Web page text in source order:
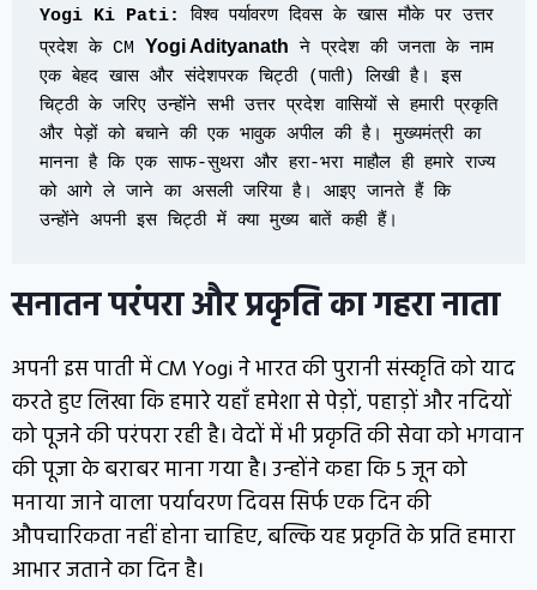
Yogi Ki Pati:
विश्व पर्यावरण दिवस के खास मौके पर उत्तर
प्रदेश के CM Yogi Adityanath ने प्रदेश की जनता के नाम
एक बेहद खास और संदेशपरक चिट्ठी (पाती) लिखी है। इस
चिट्ठी के जरिए उन्होंने सभी उत्तर प्रदेश वासियों से हमारी प्रकृति
और पेड़ों को बचाने की एक भावुक अपील की है। मुख्यमंत्री का
मानना है कि एक साफ-सुथरा और हरा-भरा माहौल ही हमारे राज्य
को आगे ले जाने का असली जरिया है। आइए जानते हैं कि
उन्होंने अपनी इस चिट्ठी में क्या मुख्य बातें कही हैं।
सनातन परंपरा और प्रकृति का गहरा नाता
अपनी इस पाती में CM Yogi ने भारत की पुरानी संस्कृति को याद
करते हुए लिखा कि हमारे यहाँ हमेशा से पेड़ों, पहाड़ों और नदियों
को पूजने की परंपरा रही है। वेदों में भी प्रकृति की सेवा को भगवान
की पूजा के बराबर माना गया है। उन्होंने कहा कि 5 जून को
मनाया जाने वाला पर्यावरण दिवस सिर्फ एक दिन की
औपचारिकता नहीं होना चाहिए, बल्कि यह प्रकृति के प्रति हमारा
आभार जताने का दिन है।